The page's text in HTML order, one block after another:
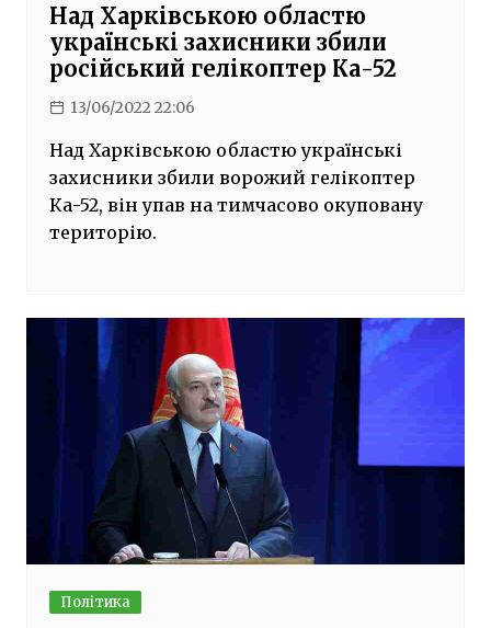
Над Харківською областю
українські захисники збили
російський гелікоптер Ка-52
13/06/2022 22:06
Над Харківською областю українські
захисники збили ворожий гелікоптер
Ка-52, він упав на тимчасово окуповану
територію.
Політика